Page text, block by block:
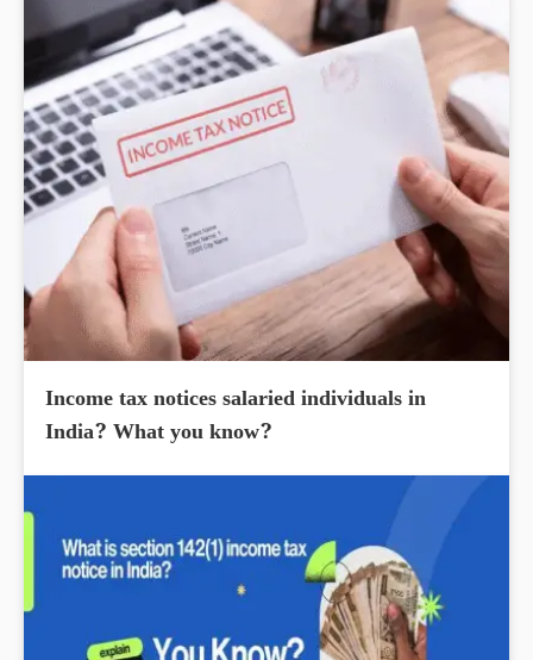
Income tax notices salaried individuals in
India? What you know?